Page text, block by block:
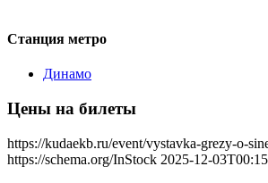
Станция метро
Динамо
Цены на билеты
https://kudaekb.ru/event/vystavka-grezy-o-
https://schema.org/InStock 2025-12-